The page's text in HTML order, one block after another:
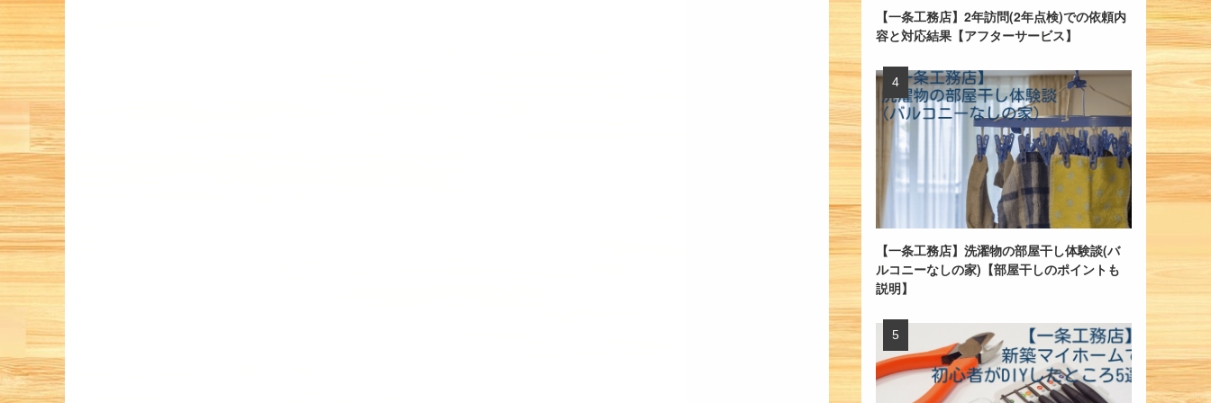
【一条工務店】2年訪問(2年点検)での依頼内
容と対応結果【アフターサービス】
【一条工務店】洗濯物の部屋干し体験談(バ
ルコニーなしの家)【部屋干しのポイントも
説明】